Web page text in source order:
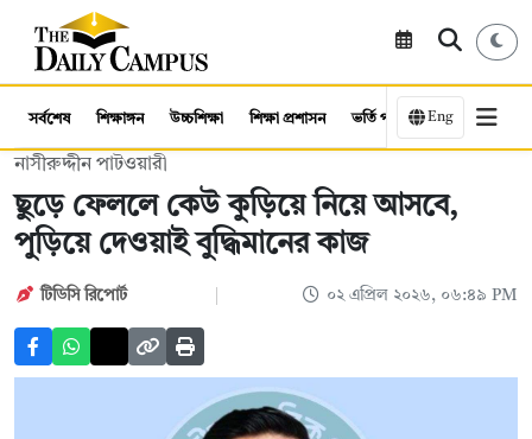
সর্বশেষ শিক্ষাঙ্গন উচ্চশিক্ষা শিক্ষা প্রশাসন ভর্তি পরীক্ষা কর্মসংস্থান
Eng
নাসীরুদ্দীন পাটওয়ারী
ছুড়ে ফেললে কেউ কুড়িয়ে নিয়ে আসবে,
পুড়িয়ে দেওয়াই বুদ্ধিমানের কাজ
টিডিসি রিপোর্ট ০২ এপ্রিল ২০২৬, ০৬:৪৯ PM